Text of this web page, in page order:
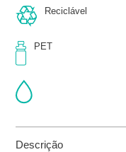
Reciclável
PET
Descrição